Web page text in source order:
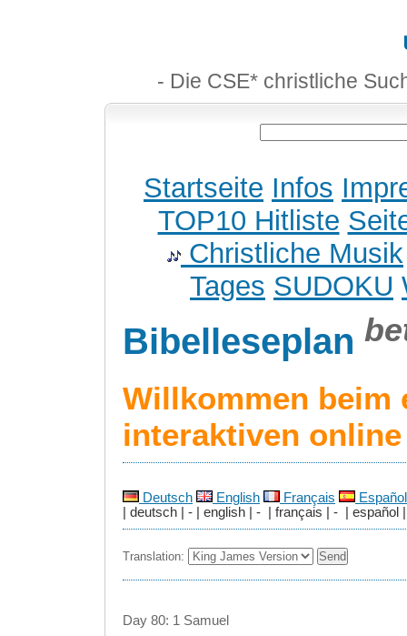
- Die CSE* christliche
Startseite Infos
TOP10 Hitliste
Christliche Musik
Tages SUDOKU
Bibelleseplan
Willkommen beim
interaktiven
Deutsch English Français
Español
| deutsch | - | english | - | français | - | español |
Translation:
Day 80: 1 Samuel